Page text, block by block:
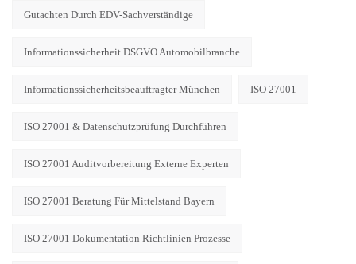
Gutachten Durch EDV-Sachverständige
Informationssicherheit DSGVO Automobilbranche
Informationssicherheitsbeauftragter München ISO 27001
ISO 27001 & Datenschutzprüfung Durchführen
ISO 27001 Auditvorbereitung Externe Experten
ISO 27001 Beratung Für Mittelstand Bayern
ISO 27001 Dokumentation Richtlinien Prozesse